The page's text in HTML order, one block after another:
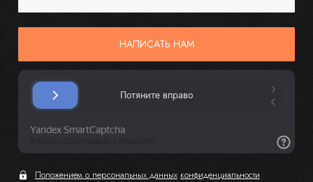
НАПИСАТЬ НАМ
Положением о персональных данных конфиденциальности